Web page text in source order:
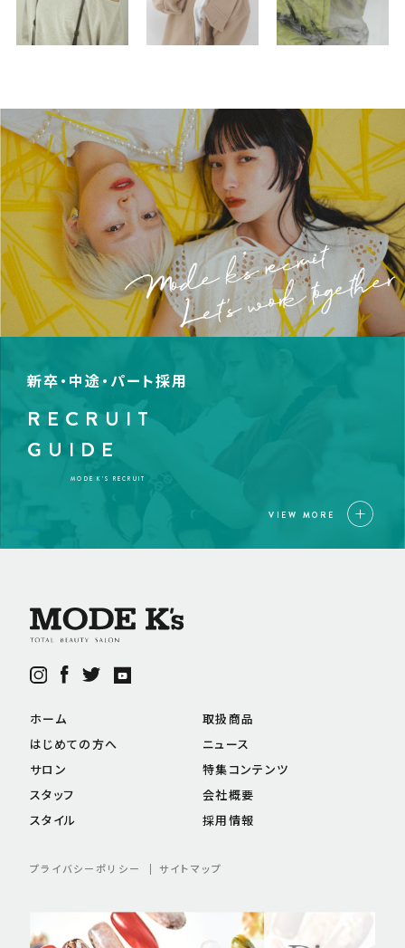
新卒・中途・パート採用
RECRUIT
GUIDE
MODE K’S RECRUIT
VIEW MORE
ホーム
はじめての方へ
サロン
スタッフ
スタイル
取扱商品
ニュース
特集コンテンツ
会社概要
採用情報
プライバシーポリシー サイトマップ